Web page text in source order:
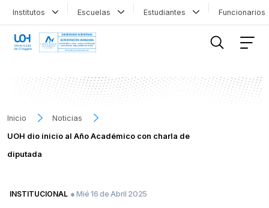
Institutos Escuelas Estudiantes
Inicio
Noticias
UOH dio inicio al Año Académico con charla de
diputada
INSTITUCIONAL ● Mié 16 de Abril 2025